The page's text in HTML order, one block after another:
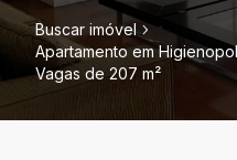
Buscar imóvel
Apartamento em
Vagas de 207 m²